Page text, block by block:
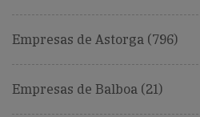
Empresas de Astorga (796)
Empresas de Balboa (21)